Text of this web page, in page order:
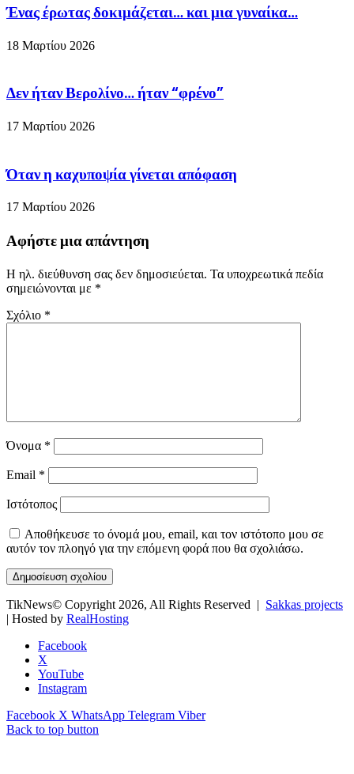
Ένας έρωτας δοκιμάζεται… και μια γυναίκα…
18 Μαρτίου 2026
Δεν ήταν Βερολίνο… ήταν “φρένο”
17 Μαρτίου 2026
Όταν η καχυποψία γίνεται απόφαση
17 Μαρτίου 2026
Αφήστε μια απάντηση
Η ηλ. διεύθυνση σας δεν δημοσιεύεται. Τα υποχρεωτικά πεδία
σημειώνονται με *
Σχόλιο *
Όνομα *
Email *
Ιστότοπος
Αποθήκευσε το όνομά μου, email, και τον ιστότοπο μου σε
αυτόν τον πλοηγό για την επόμενη φορά που θα σχολιάσω.
TikNews© Copyright 2026, All Rights Reserved | Sakkas projects
| Hosted by RealHosting
Facebook
X
YouTube
Instagram
Facebook X WhatsApp Telegram Viber
Back to top button